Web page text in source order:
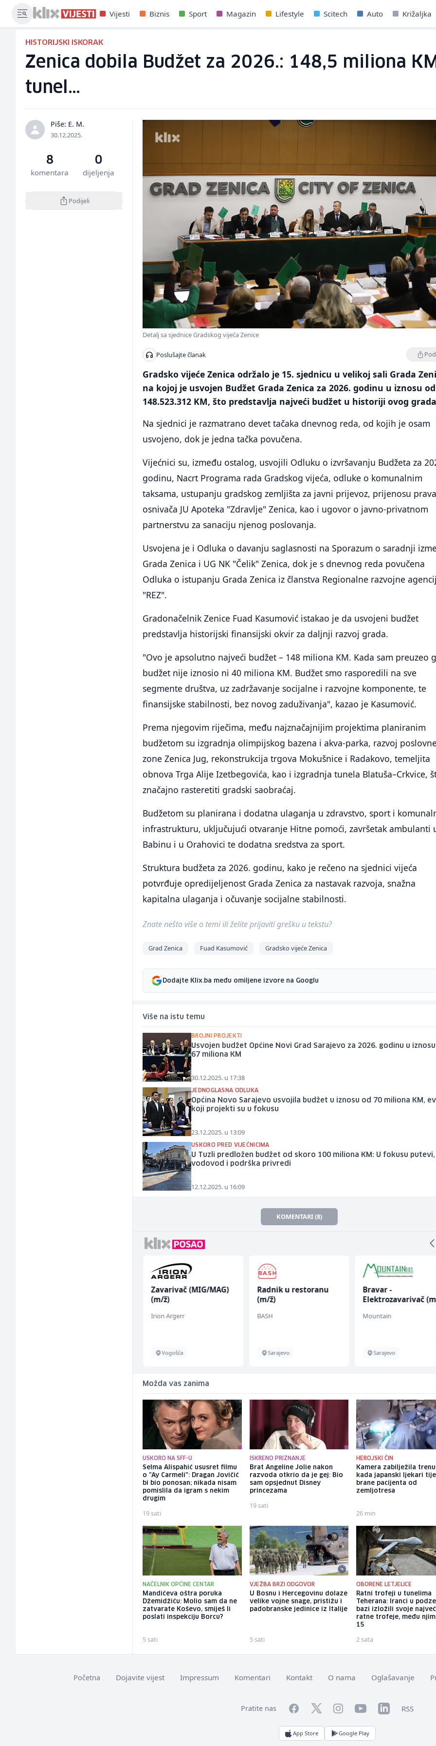
Vijesti Biznis Sport Magazin Lifestyle Scitech Auto Križaljka
HISTORIJSKI ISKORAK
Zenica dobila Budžet za 2026.: 148,5 miliona
tunel…
Piše: E. M.
30.12.2025.
8
komentara
0
dijeljenja
Podijeli
Detalj sa sjednice Gradskog vijeća Zenice
Poslušajte članak
Gradsko vijeće Zenica održalo je 15. sjednicu u velikoj sali Grada
na kojoj je usvojen Budžet Grada Zenica za 2026. godinu u iznosu od
148.523.312 KM, što predstavlja najveći budžet u historiji ovog
Na sjednici je razmatrano devet tačaka dnevnog reda, od kojih je osam
usvojeno, dok je jedna tačka povučena.
Vijećnici su, između ostalog, usvojili Odluku o izvršavanju Budžeta za
godinu, Nacrt Programa rada Gradskog vijeća, odluke o komunalnim
taksama, ustupanju gradskog zemljišta za javni prijevoz, prijenosu
osnivača JU Apoteka "Zdravlje" Zenica, kao i ugovor o javno-privatnom
partnerstvu za sanaciju njenog poslovanja.
Usvojena je i Odluka o davanju saglasnosti na Sporazum o saradnji
Grada Zenica i UG NK "Čelik" Zenica, dok je s dnevnog reda povučena
Odluka o istupanju Grada Zenica iz članstva Regionalne razvojne
"REZ".
Gradonačelnik Zenice Fuad Kasumović istakao je da usvojeni budžet
predstavlja historijski finansijski okvir za daljnji razvoj grada.
"Ovo je apsolutno najveći budžet – 148 miliona KM. Kada sam preuzeo
budžet nije iznosio ni 40 miliona KM. Budžet smo rasporedili na sve
segmente društva, uz zadržavanje socijalne i razvojne komponente, te
finansijske stabilnosti, bez novog zaduživanja", kazao je Kasumović.
Prema njegovim riječima, među najznačajnijim projektima planiranim
budžetom su izgradnja olimpijskog bazena i akva-parka, razvoj
zone Zenica Jug, rekonstrukcija trgova Mokušnice i Radakovo, temeljita
obnova Trga Alije Izetbegovića, kao i izgradnja tunela Blatuša–Crkvice,
značajno rasteretiti gradski saobraćaj.
Budžetom su planirana i dodatna ulaganja u zdravstvo, sport i
infrastrukturu, uključujući otvaranje Hitne pomoći, završetak ambulanti
Babinu i u Orahovici te dodatna sredstva za sport.
Struktura budžeta za 2026. godinu, kako je rečeno na sjednici vijeća
potvrđuje opredijeljenost Grada Zenica za nastavak razvoja, snažna
kapitalna ulaganja i očuvanje socijalne stabilnosti.
Znate nešto više o temi ili želite prijaviti grešku u tekstu?
Grad Zenica Fuad Kasumović Gradsko vijeće Zenica
Dodajte Klix.ba među omiljene izvore na Googlu
Više na istu temu
BROJNI PROJEKTI
Usvojen budžet Općine Novi Grad Sarajevo za 2026. godinu u
67 miliona KM
30.12.2025. u 17:38
JEDNOGLASNA ODLUKA
Općina Novo Sarajevo usvojila budžet u iznosu od 70 miliona KM,
koji projekti su u fokusu
23.12.2025. u 13:09
USKORO PRED VIJEĆNICIMA
U Tuzli predložen budžet od skoro 100 miliona KM: U fokusu putevi,
vodovod i podrška privredi
12.12.2025. u 16:09
KOMENTARI (8)
Zavarivač (MIG/MAG)
(m/ž)
Irion Argerr
Vogošća
Radnik u restoranu
(m/ž)
BASH
Sarajevo
Bravar -
Elektrozavarivač
Mountain
Sarajevo
Možda vas zanima
USKORO NA SFF-U
Selma Alispahić ususret filmu
o "Ay Carmeli": Dragan Jovičić
bi bio ponosan; nikada nisam
pomislila da igram s nekim
drugim
19 sati
ISKRENO PRIZNANJE
Brat Angeline Jolie nakon
razvoda otkrio da je gej: Bio
sam opsjednut Disney
princezama
19 sati
HEROJSKI ČIN
Kamera zabilježila
kada japanski ljekari
brane pacijenta od
zemljotresa
26 min
NAČELNIK OPĆINE CENTAR
Mandićeva oštra poruka
Džemidžiću: Molio sam da ne
zatvarate Koševo, smiješ li
poslati inspekciju Borcu?
5 sati
VJEŽBA BRZI ODGOVOR
U Bosnu i Hercegovinu dolaze
velike vojne snage, pristižu i
padobranske jedinice iz Italije
5 sati
OBORENE LETJELICE
Ratni trofeji u tunelima
Teherana: Iranci u
bazi izložili svoje
ratne trofeje, među
15
2 sata
Početna Dojavite vijest Impressum Komentari Kontakt O nama Oglašavanje
Pratite nas FacebookTwitterInstagramYouTubeLinkedInRSS
App Store Google Play